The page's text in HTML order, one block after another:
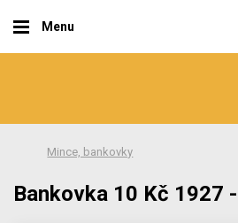
Menu
Mince, bankovky
Bankovka 10 Kč 1927